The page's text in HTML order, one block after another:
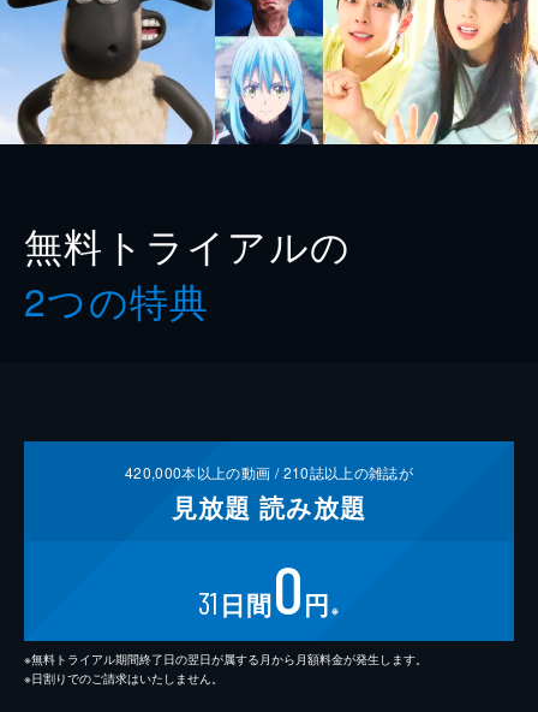
無料トライアルの
2つの特典
420,000本以上の動画 /210誌以上の雑誌が
見放題 読み放題
31 日間0円 ※
※無料トライアル期間終了日の翌日が属する月から月額料金が発生します。
※日割りでのご請求はいたしません。